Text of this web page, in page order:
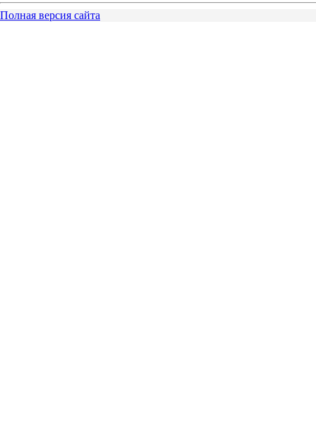
Полная версия сайта